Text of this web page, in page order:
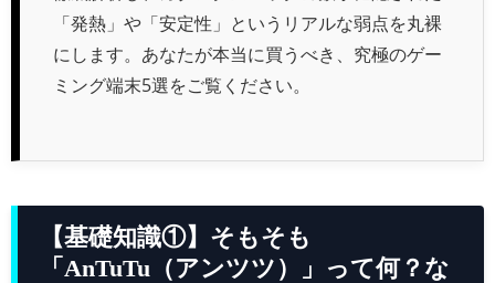
「発熱」や「安定性」というリアルな弱点を丸裸
にします。あなたが本当に買うべき、究極のゲー
ミング端末5選をご覧ください。
【基礎知識①】そもそも
「AnTuTu（アンツツ）」って何？な